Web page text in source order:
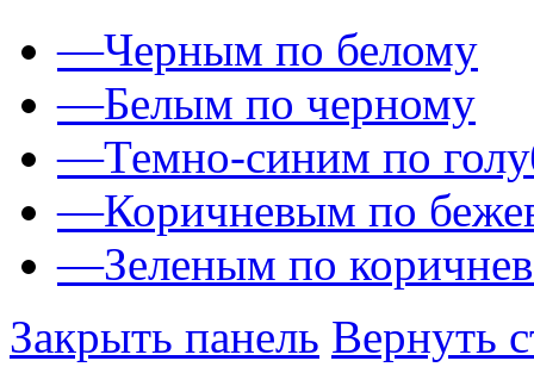
—Черным по белому
—Белым по черному
—Темно-синим по
—Коричневым по
—Зеленым по
Закрыть панель Вернуть